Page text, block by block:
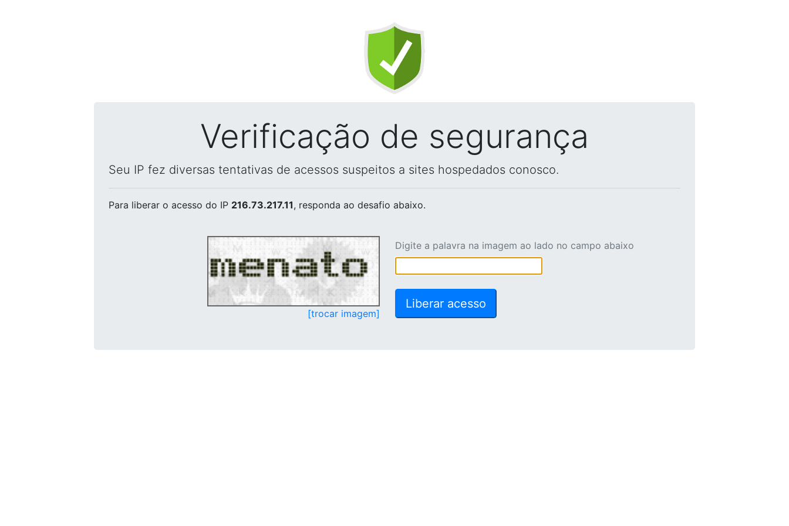
Verificação de segurança
Seu IP fez diversas tentativas de acessos suspeitos a sites hospedados conosco.
Para liberar o acesso do IP 216.73.217.11, responda ao desafio abaixo.
[trocar imagem]
Digite a palavra na imagem ao lado no campo abaixo